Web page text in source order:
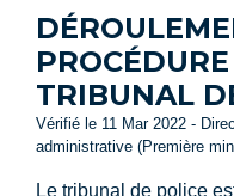
TRIBUNAL
Vérifié le 11 Mar 2022 -
administrative (Première
Le tribunal de police